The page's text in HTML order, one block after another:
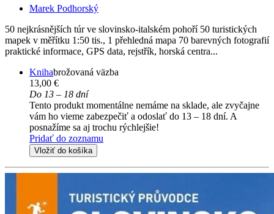
Marek Podhorský
50 nejkrásnějších túr ve slovinsko-italském pohoří 50 turistických
mapek v měřítku 1:50 tis., 1 přehledná mapa 70 barevných fotografií
praktické informace, GPS data, rejstřík, horská centra...
Knihabrožovaná väzba
13,00 €
Do 13 – 18 dní
Tento produkt momentálne nemáme na sklade, ale zvyčajne
vám ho vieme zabezpečiť a odoslať do 13 – 18 dní. A
posnažíme sa aj trochu rýchlejšie!
Pridať do zoznamu
Vložiť do košíka